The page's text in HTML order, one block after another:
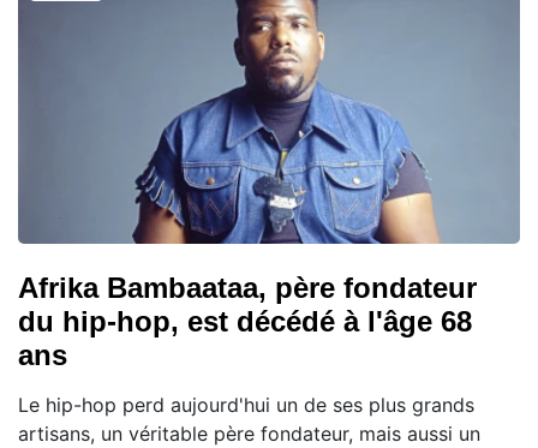
Afrika Bambaataa, père fondateur
du hip-hop, est décédé à l'âge 68
ans
Le hip-hop perd aujourd'hui un de ses plus grands
artisans, un véritable père fondateur, mais aussi un